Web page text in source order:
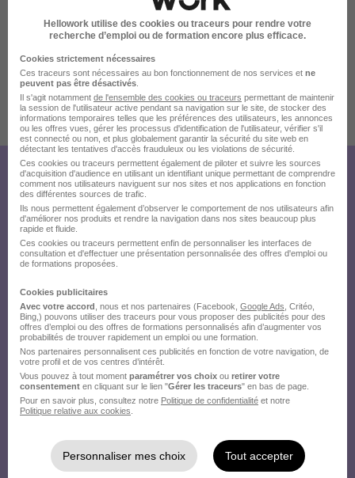
18 de plus
Publiée le 07/08/2026 - Réf : 2026-762
Créez votre compte Hellowork et
envoyez votre candidature !
Hellowork utilise des cookies ou traceurs pour rendre votre
recherche d’emploi ou de formation encore plus efficace.
Cookies strictement nécessaires
Ces traceurs sont nécessaires au bon fonctionnement de nos services et ne
peuvent pas être désactivés
Il s'agit notamment de l'ensemble des cookies ou traceurs permettant de maintenir
la session de l'utilisateur active pendant sa navigation sur le site, de stocker des
informations temporaires telles que les préférences des utilisateurs, les annonces
ou les offres vues, gérer les processus d'identification de l'utilisateur, vérifier s'il
est connecté ou non, et plus globalement garantir la sécurité du site web en
détectant les tentatives d'accès frauduleux ou les violations de sécurité.
Ces cookies ou traceurs permettent également de piloter et suivre les sources
d'acquisition d'audience en utilisant un identifiant unique permettant de comprendre
comment nos utilisateurs naviguent sur nos sites et nos applications en fonction
des différentes sources de trafic.
Ils nous permettent également d’observer le comportement de nos utilisateurs afin
d'améliorer nos produits et rendre la navigation dans nos sites beaucoup plus
rapide et fluide.
Ces cookies ou traceurs permettent enfin de personnaliser les interfaces de
consultation et d'effectuer une présentation personnalisée des offres d'emploi ou
de formations proposées.
Cookies publicitaires
Avec votre accord , nous et nos partenaires (Facebook, Google Ads , Critéo,
Bing,) pouvons utiliser des traceurs pour vous proposer des publicités pour des
offres d’emploi ou des offres de formations personnalisés afin d’augmenter vos
probabilités de trouver rapidement un emploi ou une formation.
Nos partenaires personnalisent ces publicités en fonction de votre navigation, de
votre profil et de vos centres d’intérêt.
Vous pouvez à tout moment paramétrer vos choix ou retirer votre
consentement en cliquant sur le lien "Gérer les traceurs" en bas de page.
Pour en savoir plus, consultez notre Politique de confidentialité et notre
Politique relative aux cookies
Personnaliser mes choix Tout accepter